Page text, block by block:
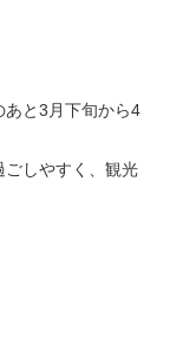
あと3月下旬から4
ごしやすく、観光